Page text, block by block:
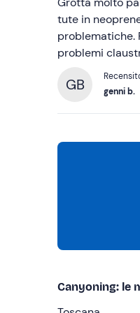
tute in
problematiche.
problemi
GB
genni b.
Canyoning: le